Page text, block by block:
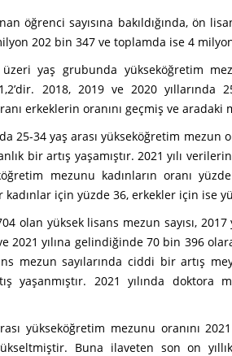
öğrenci sayısına bakıldığında, ön
202 bin 347 ve toplamda ise 4
yaş grubunda yükseköğretim
2018, 2019 ve 2020 yıllarında
erkeklerin oranını geçmiş ve aradaki
25-34 yaş arası yükseköğretim mezun
bir artış yaşamıştır. 2021 yılı
mezunu kadınların oranı
kadınlar için yüzde 36, erkekler için ise
olan yüksek lisans mezun sayısı, 2017
2021 yılına gelindiğinde 70 bin 396
mezun sayılarında ciddi bir artış
yaşanmıştır. 2021 yılında
yükseköğretim mezunu oranını
Buna ilaveten son on